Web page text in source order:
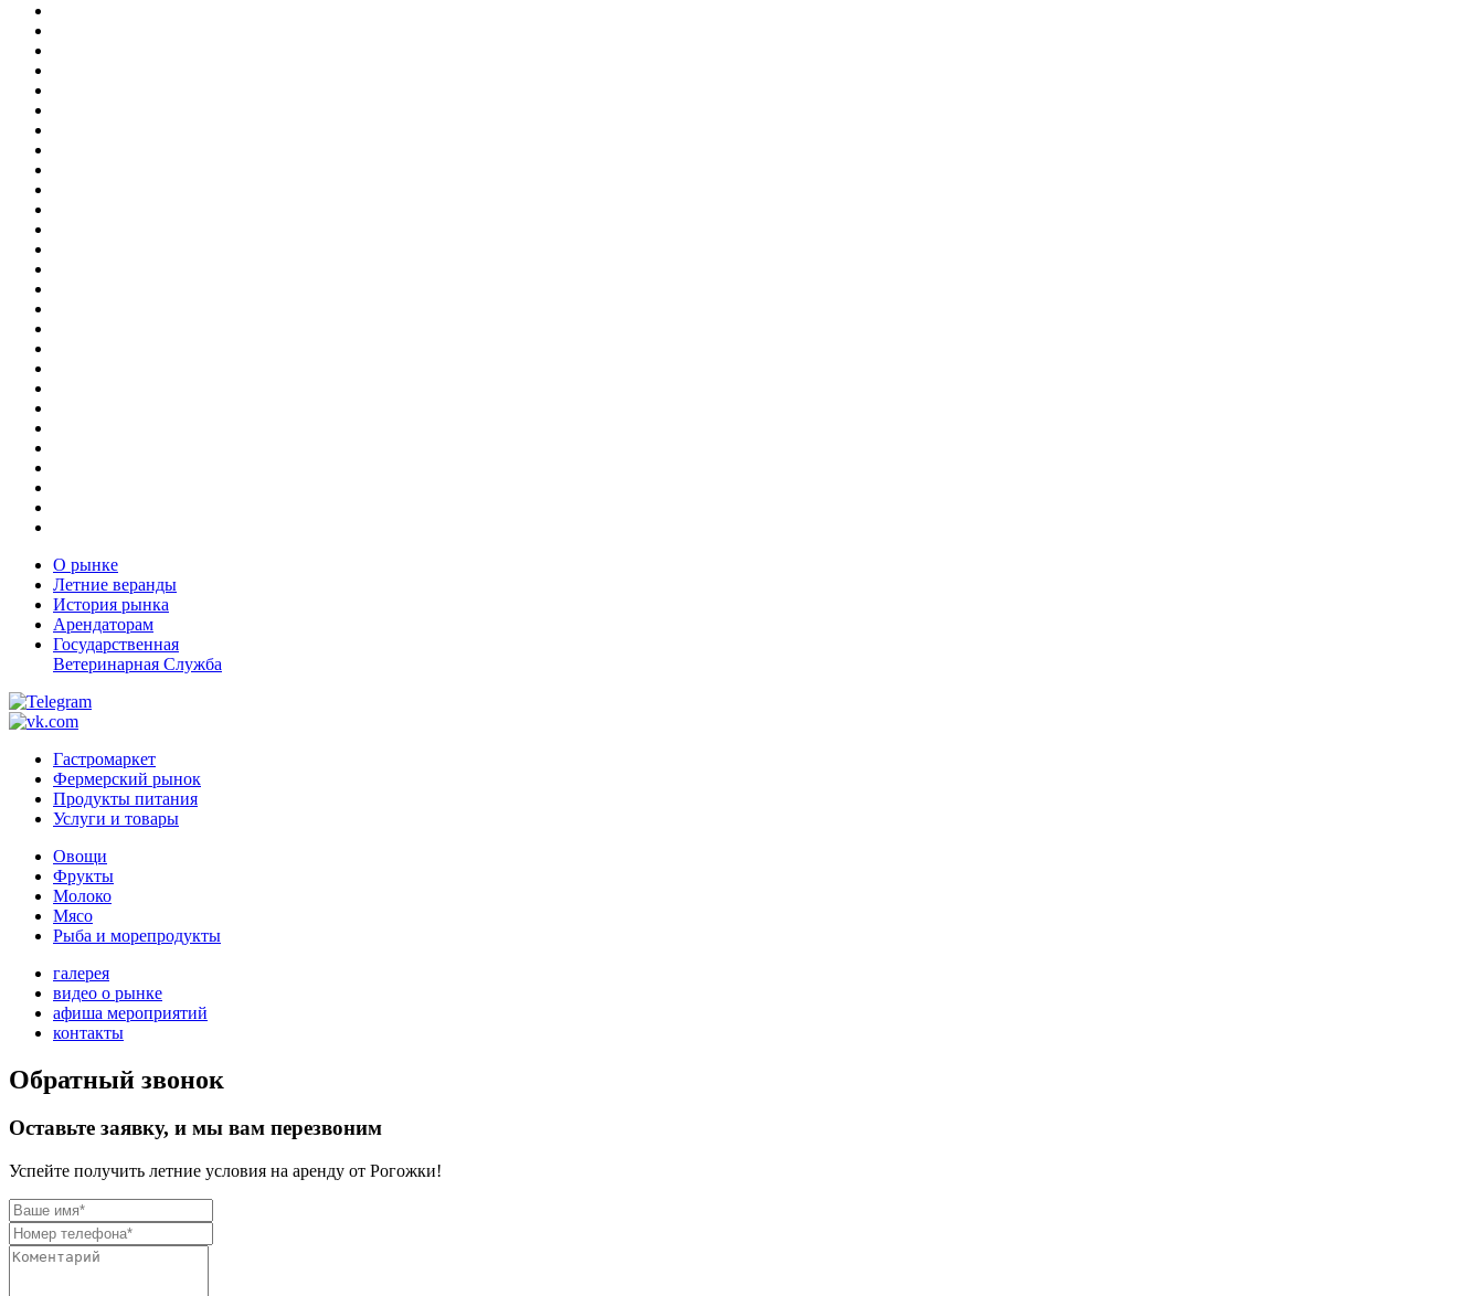
О рынке
Летние веранды
История рынка
Арендаторам
Государственная
Ветеринарная Служба
Гастромаркет
Фермерский рынок
Продукты питания
Услуги и товары
Овощи
Фрукты
Молоко
Мясо
Рыба и морепродукты
галерея
видео о рынке
афиша мероприятий
контакты
Обратный звонок
Оставьте заявку, и мы вам перезвоним
Успейте получить летние условия на аренду от Рогожки!